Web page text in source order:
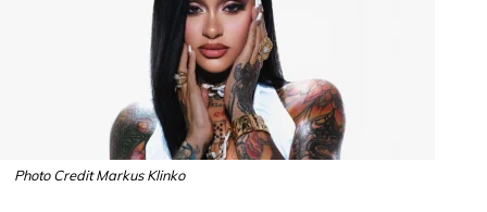
Photo Credit Markus Klinko